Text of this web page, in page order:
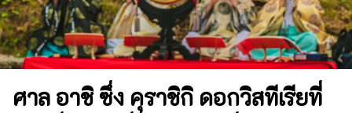
ศาล อาชิ ซึ่ง คุราชิกิ ดอกวิสทีเรียที่